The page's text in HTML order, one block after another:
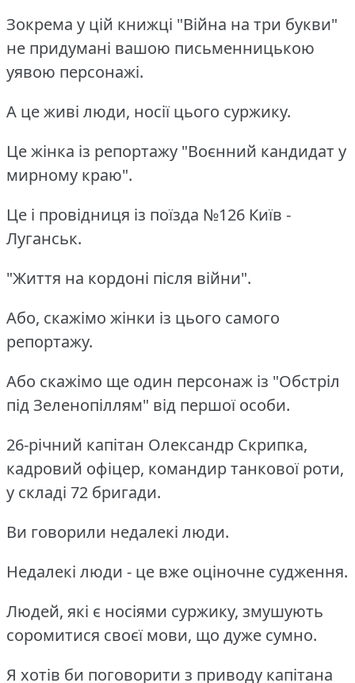
Зокрема у цій книжці "Війна на три букви"
не придумані вашою письменницькою
уявою персонажі.
А це живі люди, носії цього суржику.
Це жінка із репортажу "Воєнний кандидат у
мирному краю".
Це і провідниця із поїзда №126 Київ -
Луганськ.
"Життя на кордоні після війни".
Або, скажімо жінки із цього самого
репортажу.
Або скажімо ще один персонаж із "Обстріл
під Зеленопіллям" від першої особи.
26-річний капітан Олександр Скрипка,
кадровий офіцер, командир танкової роти,
у складі 72 бригади.
Ви говорили недалекі люди.
Недалекі люди - це вже оціночне судження.
Людей, які є носіями суржику, змушують
соромитися своєї мови, що дуже сумно.
Я хотів би поговорити з приводу капітана